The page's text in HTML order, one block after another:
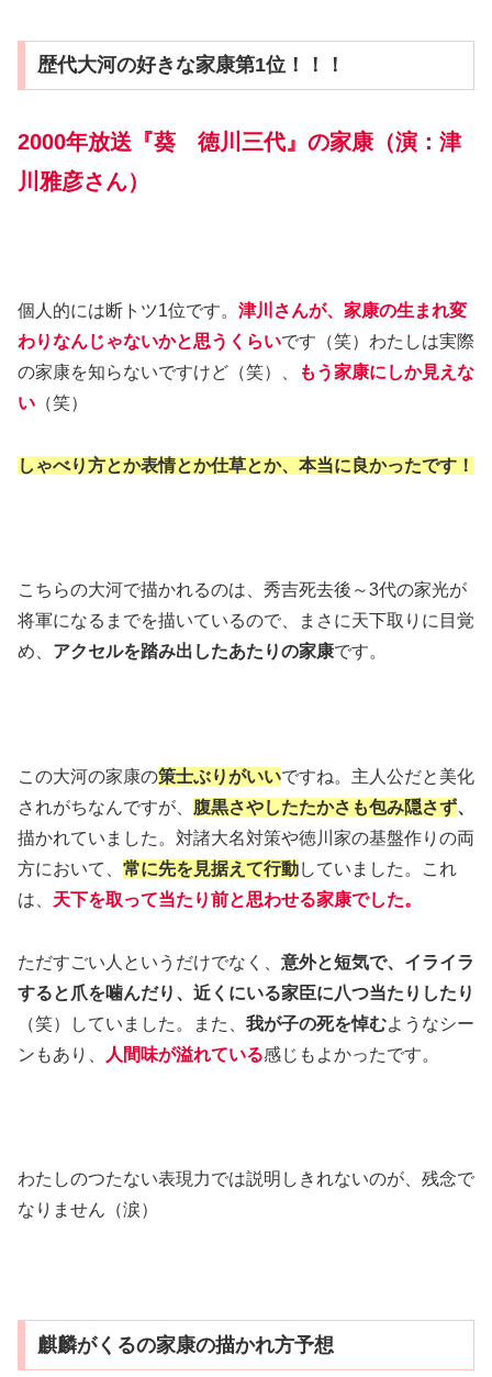
歴代大河の好きな家康第1位！！！
2000年放送『葵 徳川三代』の家康（演：津
川雅彦さん）
個人的には断トツ1位です。 津川さんが、家康の生まれ変
わりなんじゃないかと思うくらいです（笑）わたしは実際
の家康を知らないですけど（笑）、
もう家康にしか見えな
い （笑）
しゃべり方とか表情とか仕草とか、本当に良かったです！
こちらの大河で描かれるのは、秀吉死去後～3代の家光が
将軍になるまでを描いているので、まさに天下取りに目覚
め、 アクセルを踏み出したあたりの家康です。
この大河の家康の策士ぶりがいいですね。主人公だと美化
されがちなんですが、 腹黒さやしたたかさも包み隠さず、
描かれていました。対諸大名対策や徳川家の基盤作りの両
方において、 常に先を見据えて行動していました。これ
は、 天下を取って当たり前と思わせる家康でした。
ただすごい人というだけでなく、 意外と短気で、イライラ
すると爪を噛んだり、近くにいる家臣に八つ当たりしたり
（笑）していました。また、 我が子の死を悼むようなシー
ンもあり、
人 間味が溢れている感じもよかったです。
わたしのつたない表現力では説明しきれないのが、残念で
なりません（涙）
麒麟がくるの家康の描かれ方予想